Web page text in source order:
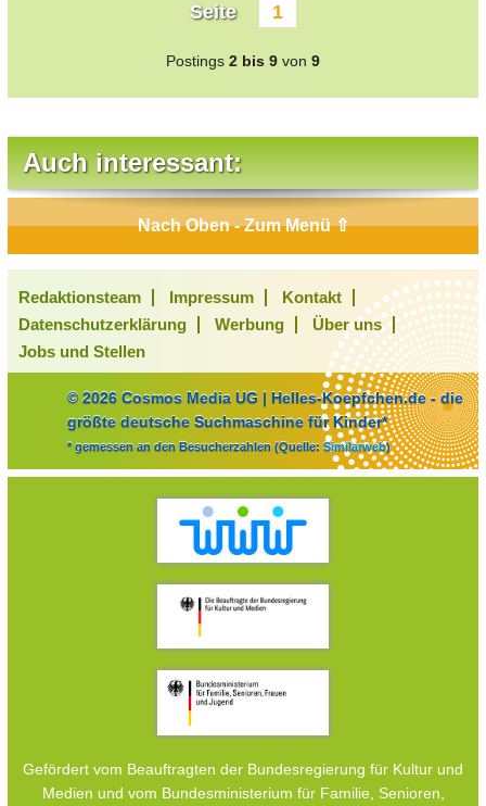
Seite 1
Postings 2 bis 9 von 9
Auch interessant:
Nach Oben - Zum Menü ⇧
Redaktionsteam Impressum
Kontakt
Datenschutzerklärung
Werbung
Über uns
Jobs und Stellen
© 2026 Cosmos Media UG | Helles-Koepfchen.de - die
größte deutsche Suchmaschine für Kinder*
* gemessen an den Besucherzahlen (Quelle: Similarweb)
Gefördert vom Beauftragten der Bundesregierung für Kultur und
Medien und vom Bundesministerium für Familie, Senioren,